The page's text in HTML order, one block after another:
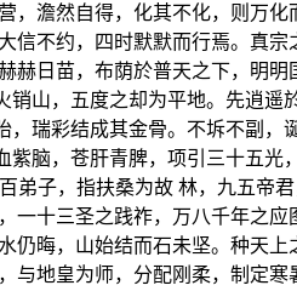
澹然自得，化其不化，则万
不约，四时默默而行焉。真
日苗，布荫於普天之下，明
山，五度之却为平地。先逍
瑞彩结成其金骨。不坼不副
脑，苍肝青脾，项引三十五
弟子，指扶桑为故 林，九五
十三圣之践祚，万八千年之
晦，山始结而石未坚。种天
地皇为师，分配刚柔，制定